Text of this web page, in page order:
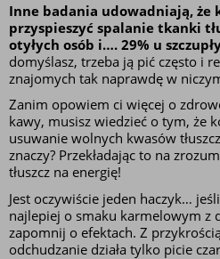
Inne badania udowadniają, że
przyspieszyć spalanie tkanki
otyłych osób i…. 29% u
domyślasz, trzeba ją pić często i
znajomych tak naprawdę w
Zanim opowiem ci więcej o
kawy, musisz wiedzieć o tym, że
usuwanie wolnych kwasów
znaczy? Przekładając to na
tłuszcz na energię!
Jest oczywiście jeden haczyk…
najlepiej o smaku karmelowym z
zapomnij o efektach. Z
odchudzanie działa tylko picie